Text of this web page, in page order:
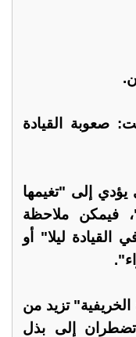
صعوبة القيادة
يؤدي إلى "تغيمها
فيمكن ملاحظة
القيادة ليلا" أو
الخريفية" تزيد من
تضطران إلى بذل